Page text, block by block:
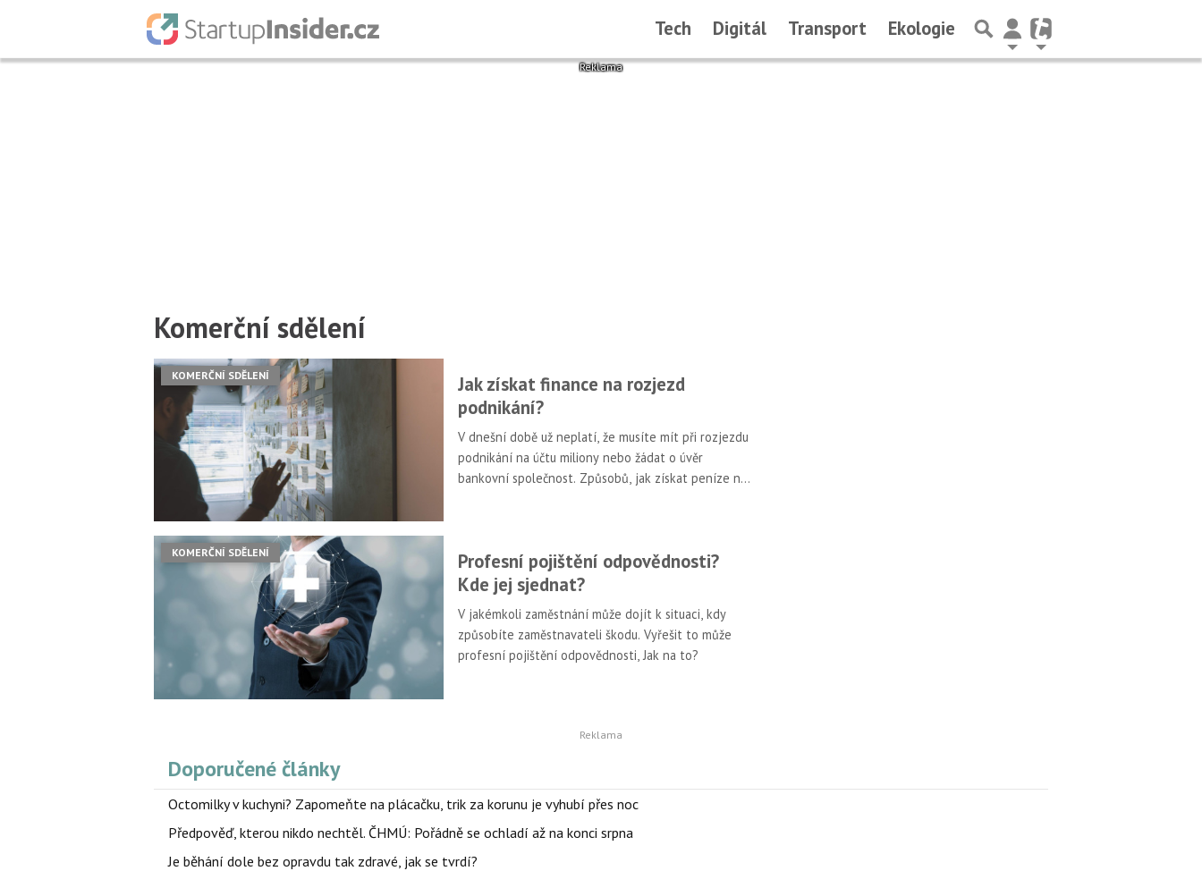
Tech Digitál Transport Ekologie
Komerční sdělení
KOMERČNÍ SDĚLENÍ
Jak získat finance na rozjezd
podnikání?
V dnešní době už neplatí, že musíte mít při rozjezdu
podnikání na účtu miliony nebo žádat o úvěr
bankovní společnost. Způsobů, jak získat peníze na
KOMERČNÍ SDĚLENÍ
Profesní pojištění odpovědnosti?
Kde jej sjednat?
V jakémkoli zaměstnání může dojít k situaci, kdy
způsobíte zaměstnavateli škodu. Vyřešit to může
profesní pojištění odpovědnosti, Jak na to?
Předchozí 1 2 Další
Doporučené články
Octomilky v kuchyni? Zapomeňte na plácačku, trik za korunu je vyhubí přes noc
Předpověď, kterou nikdo nechtěl. ČHMÚ: Pořádně se ochladí až na konci srpna
Je běhání dole bez opravdu tak zdravé, jak se tvrdí?